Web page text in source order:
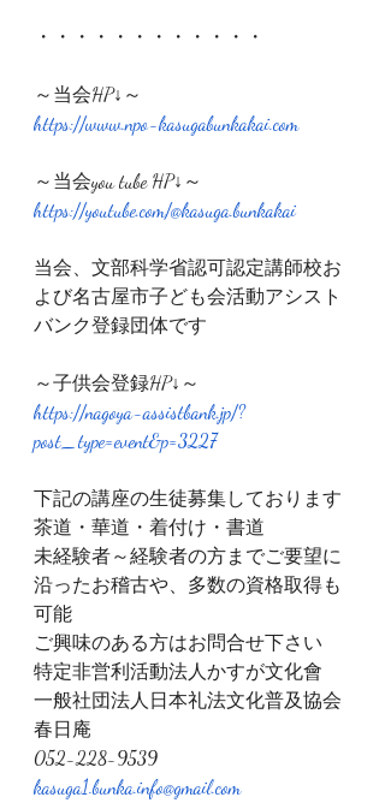
・・・・・・・・・・・・
～当会HP↓～
https://www.npo-kasugabunkakai.com
～当会you tube HP↓～
https://youtube.com/@kasuga.bunkakai
当会、文部科学省認可認定講師校お
よび名古屋市子ども会活動アシスト
バンク登録団体です
～子供会登録HP↓～
https://nagoya-assistbank.jp/?
post_type=event&p=3227
下記の講座の生徒募集しております
茶道・華道・着付け・書道
未経験者～経験者の方までご要望に
沿ったお稽古や、多数の資格取得も
可能
ご興味のある方はお問合せ下さい
特定非営利活動法人かすが文化會
一般社団法人日本礼法文化普及協会
春日庵
052-228-9539
kasuga1.bunka.info@gmail.com